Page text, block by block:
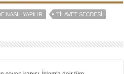
NASIL YAPILIR TILAVET SECDESI